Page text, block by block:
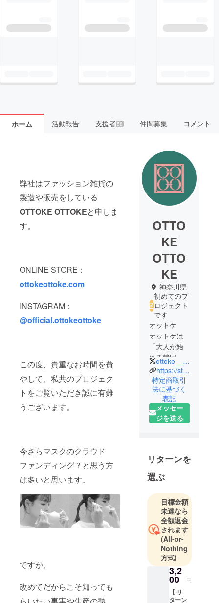
ホーム 活動報告 支援者58 仲間募集 コメント
弊社はファッション雑貨の
製造や販売をしている
OTTOKE OTTOKEと申しま
す。
ONLINE STORE：
ottokeottoke.com
INSTAGRAM：
@official.ottokeottoke
この度、貴重なお時間を費
やして、私共のプロジェク
トをご覧いただき誠に有難
うございます。
今さらマスクのクラウド
ファンディング？と思う方
は多いと思います。
ですが、
改めてだからこそ知っても
OTTO
KE
OTTO
KE
神奈川県
初めてのプ
ロジェクト
です
オットケ
オットケは
「大人が始
める韓国雑
貨」をメイ
ンとしたオ
ンラインス
トアになり
ます。アク
セサリーや
ズ、ペット
雑貨などを
取り揃え、
入荷してお
ります。主
婦の方や大
人の女性に
も楽しんで
もらえるよ
うな自社製
品からセレ
クトアイテ
ム含め、ア
ottoke__ottoke
https://store.ottokeottoke.com
特定商取引
法に基づく
表記
メッセー
ジを送る
リターンを
選ぶ
目標金額
未達なら
全額返金
されます
(All-or-
Nothing
方式)
3,2
00 円
【 リ
ターン